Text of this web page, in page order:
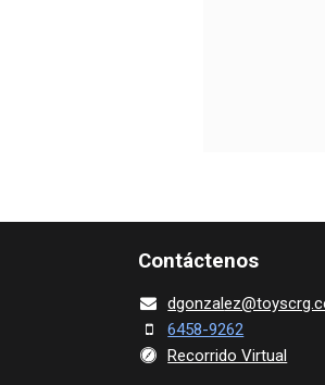
Contácte​nos
dgonza​l
6458-9262
Recorrido Virtual